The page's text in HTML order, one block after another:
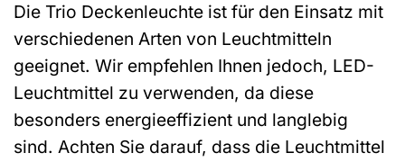
Die Trio Deckenleuchte ist für den Einsatz mit
verschiedenen Arten von Leuchtmitteln
geeignet. Wir empfehlen Ihnen jedoch, LED-
Leuchtmittel zu verwenden, da diese
besonders energieeffizient und langlebig
sind. Achten Sie darauf, dass die Leuchtmittel